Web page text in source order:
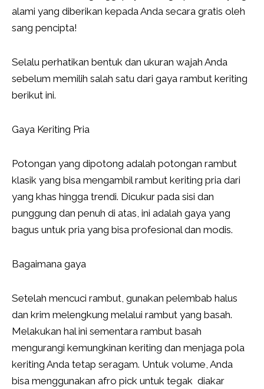
alami yang diberikan kepada Anda secara gratis oleh
sang pencipta!
Selalu perhatikan bentuk dan ukuran wajah Anda
sebelum memilih salah satu dari gaya rambut keriting
berikut ini.
Gaya Keriting Pria
Potongan yang dipotong adalah potongan rambut
klasik yang bisa mengambil rambut keriting pria dari
yang khas hingga trendi. Dicukur pada sisi dan
punggung dan penuh di atas, ini adalah gaya yang
bagus untuk pria yang bisa profesional dan modis.
Bagaimana gaya
Setelah mencuci rambut, gunakan pelembab halus
dan krim melengkung melalui rambut yang basah.
Melakukan hal ini sementara rambut basah
mengurangi kemungkinan keriting dan menjaga pola
keriting Anda tetap seragam. Untuk volume, Anda
bisa menggunakan afro pick untuk tegak diakar